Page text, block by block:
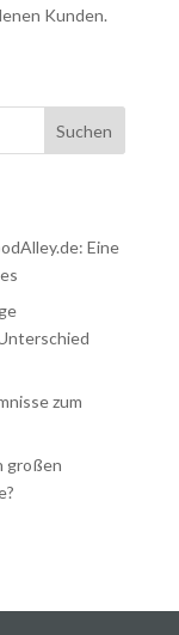
Kunden.
Suchen
Eine
zum
großen